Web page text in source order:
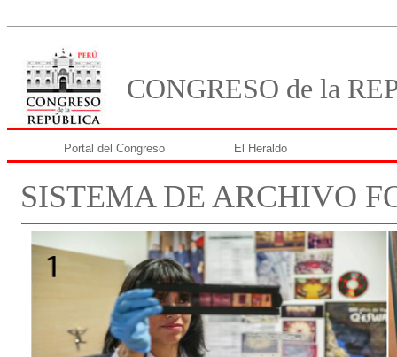
CONGRESO de la
Portal del Congreso El Heraldo
SISTEMA DE ARCHIVO